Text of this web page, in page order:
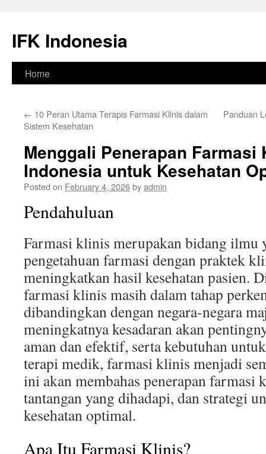
content
IFK Indonesia
Home
← 10 Peran Utama Terapis Farmasi Klinis dalam
Sistem Kesehatan
Panduan
Menggali Penerapan Farmasi
Indonesia untuk Kesehatan
Posted on February 4, 2026byadmin
Pendahuluan
Farmasi klinis merupakan bidang ilmu
pengetahuan farmasi dengan praktek
meningkatkan hasil kesehatan pasien.
farmasi klinis masih dalam tahap
dibandingkan dengan negara-negara
meningkatnya kesadaran akan
aman dan efektif, serta kebutuhan
terapi medik, farmasi klinis menjadi
ini akan membahas penerapan farmasi
tantangan yang dihadapi, dan strategi
kesehatan optimal.
Apa Itu Farmasi Klinis?